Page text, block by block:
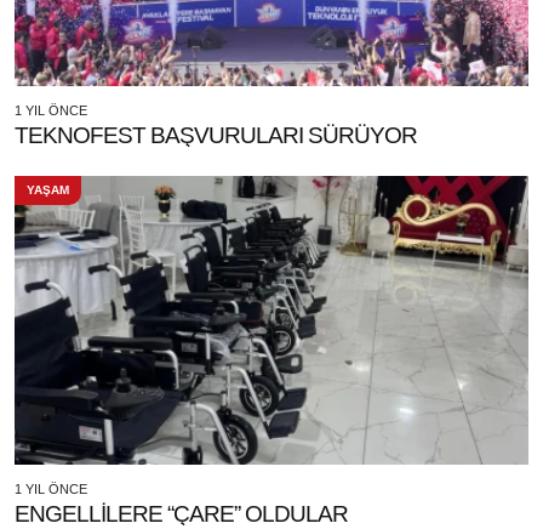
1 YIL ÖNCE
TEKNOFEST BAŞVURULARI SÜRÜYOR
YAŞAM
1 YIL ÖNCE
ENGELLİLERE “ÇARE” OLDULAR